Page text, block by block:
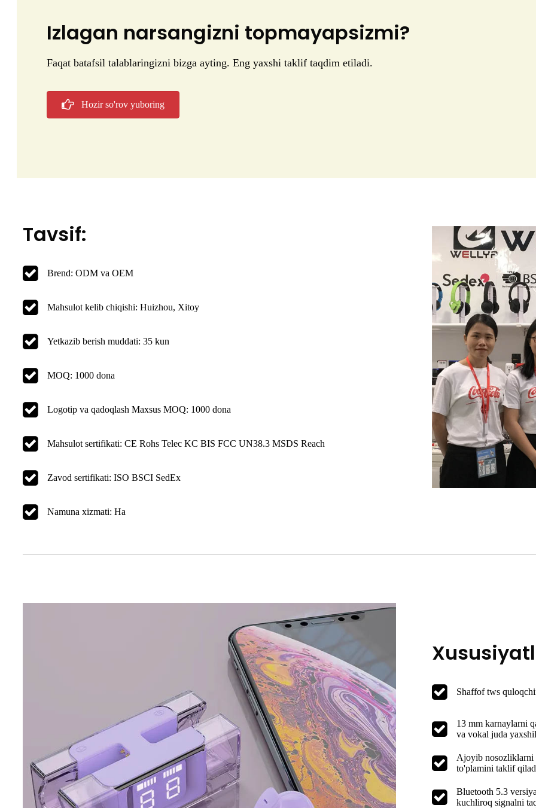
Izlagan narsangizni topmayapsizmi?
Faqat batafsil talablaringizni bizga ayting. Eng yaxshi taklif taqdim etiladi.
Hozir so'rov yuboring
Tavsif:
Brend: ODM va OEM
Mahsulot kelib chiqishi: Huizhou, Xitoy
Yetkazib berish muddati: 35 kun
MOQ: 1000 dona
Logotip va qadoqlash Maxsus MOQ: 1000 dona
Mahsulot sertifikati: CE Rohs Telec KC BIS FCC UN38.3 MSDS Reach
Zavod sertifikati: ISO BSCI SedEx
Namuna xizmati: Ha
Shaffof tws
13 mm karnaylarni
va vokal juda
Ajoyib nosozliklarni
to'plamini taklif
Bluetooth 5.3
kuchliroq signalni